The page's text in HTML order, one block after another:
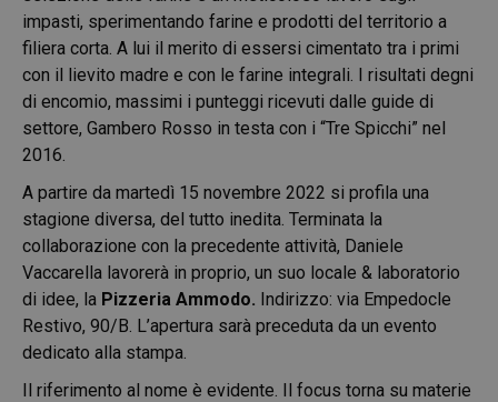
impasti, sperimentando farine e prodotti del territorio a
filiera corta. A lui il merito di essersi cimentato tra i primi
con il lievito madre e con le farine integrali. I risultati degni
di encomio, massimi i punteggi ricevuti dalle guide di
settore, Gambero Rosso in testa con i “Tre Spicchi” nel
2016.
A partire da martedì 15 novembre 2022 si profila una
stagione diversa, del tutto inedita. Terminata la
collaborazione con la precedente attività, Daniele
Vaccarella lavorerà in proprio, un suo locale & laboratorio
di idee, la Pizzeria Ammodo. Indirizzo: via Empedocle
Restivo, 90/B. L’apertura sarà preceduta da un evento
dedicato alla stampa.
Il riferimento al nome è evidente. Il focus torna su materie